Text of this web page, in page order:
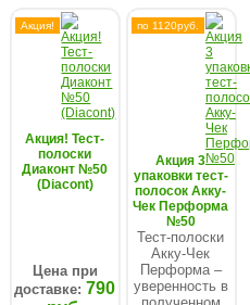
Акция!
Акция! Тест-
полоски
Диаконт №50
(Diacont)
Цена при
доставке: 790
по 1120руб.
Акция 3
упаковки тест-
полосок Акку-
Чек Перформа
№50
Тест-полоски
Акку-Чек
Перформа –
уверенность в